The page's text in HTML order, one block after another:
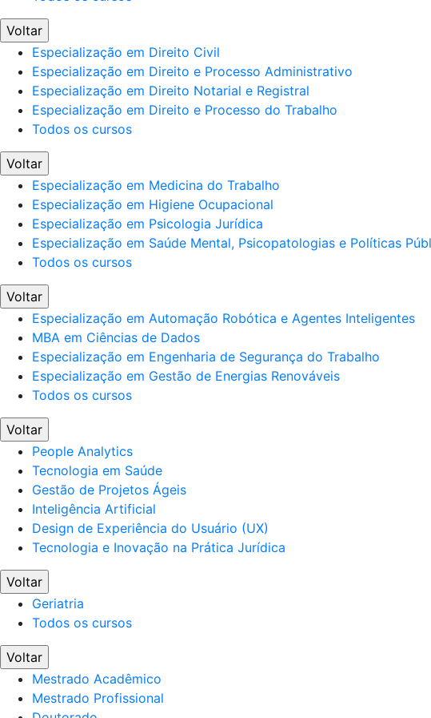
Voltar
Especialização em Direito Civil
Especialização em Direito e Processo Administrativo
Especialização em Direito Notarial e Registral
Especialização em Direito e Processo do Trabalho
Todos os cursos
Voltar
Especialização em Medicina do Trabalho
Especialização em Higiene Ocupacional
Especialização em Psicologia Jurídica
Especialização em Saúde Mental, Psicopatologias e Políticas
Todos os cursos
Voltar
Especialização em Automação Robótica e Agentes Inteligentes
MBA em Ciências de Dados
Especialização em Engenharia de Segurança do Trabalho
Especialização em Gestão de Energias Renováveis
Todos os cursos
Voltar
People Analytics
Tecnologia em Saúde
Gestão de Projetos Ágeis
Inteligência Artificial
Design de Experiência do Usuário (UX)
Tecnologia e Inovação na Prática Jurídica
Voltar
Geriatria
Todos os cursos
Voltar
Mestrado Acadêmico
Mestrado Profissional